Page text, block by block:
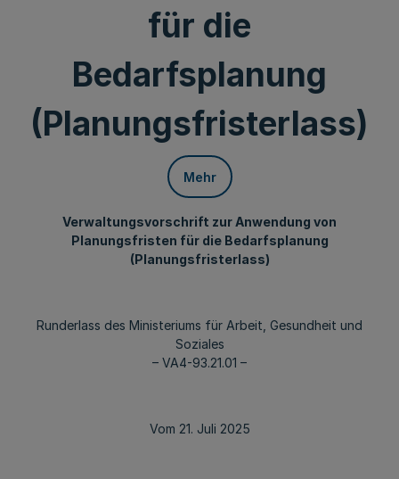
für die
Bedarfsplanung
(Planungsfristerlass)
Mehr
Verwaltungsvorschrift zur Anwendung von
Planungsfristen für die Bedarfsplanung
(Planungsfristerlass)
Runderlass des Ministeriums für Arbeit, Gesundheit und
Soziales
– VA4-93.21.01 –
Vom 21. Juli 2025